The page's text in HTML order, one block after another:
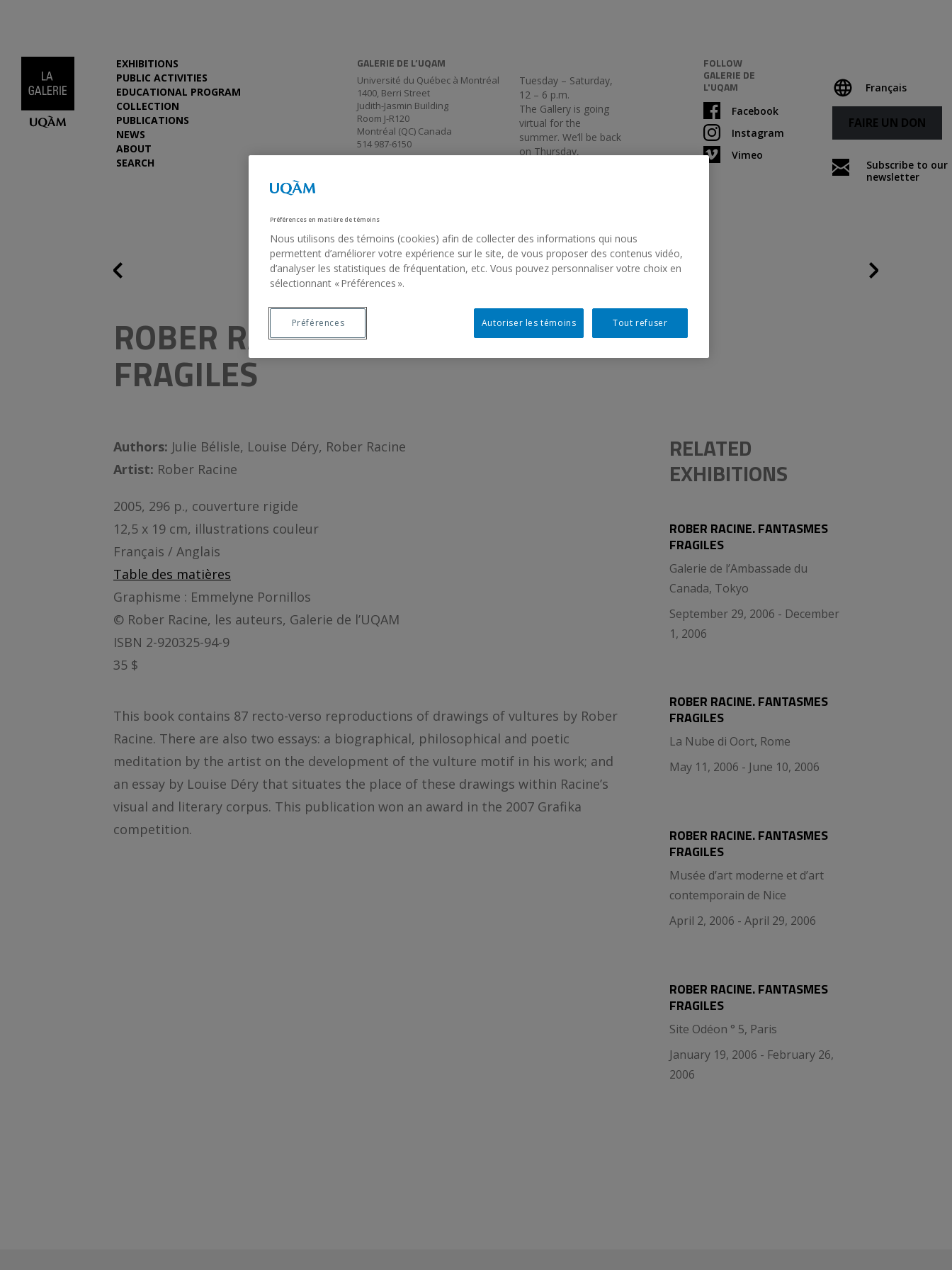
EXHIBITIONS
PUBLIC ACTIVITIES
EDUCATIONAL PROGRAM
COLLECTION
PUBLICATIONS
NEWS
ABOUT
SEARCH
GALERIE DE L’UQAM
Université du Québec à Montréal
1400, Berri Street
Judith-Jasmin Building
Room J-R120
Montréal (QC) Canada
514 987-6150
Tuesday – Saturday,
12 – 6 p.m.
The Gallery is going
virtual for the
summer. We’ll be back
on Thursday,
FOLLOW
GALERIE DE
L'UQAM
Facebook
Instagram
Vimeo
Français
FAIRE UN DON
Subscribe to our
newsletter
Following
ROBER RACINE. FANTASMES
FRAGILES
Authors: Julie Bélisle, Louise Déry, Rober Racine
Artist: Rober Racine
2005, 296 p., couverture rigide
12,5 x 19 cm, illustrations couleur
Français / Anglais
Table des matières
Graphisme : Emmelyne Pornillos
© Rober Racine, les auteurs, Galerie de l’UQAM
ISBN 2-920325-94-9
35 $
This book contains 87 recto-verso reproductions of drawings of vultures by Rober
Racine. There are also two essays: a biographical, philosophical and poetic
meditation by the artist on the development of the vulture motif in his work; and
an essay by Louise Déry that situates the place of these drawings within Racine’s
visual and literary corpus. This publication won an award in the 2007 Grafika
competition.
RELATED
EXHIBITIONS
ROBER RACINE. FANTASMES
FRAGILES
Galerie de l’Ambassade du
Canada, Tokyo
September 29, 2006 - December
1, 2006
ROBER RACINE. FANTASMES
FRAGILES
La Nube di Oort, Rome
May 11, 2006 - June 10, 2006
ROBER RACINE. FANTASMES
FRAGILES
Musée d’art moderne et d’art
contemporain de Nice
April 2, 2006 - April 29, 2006
ROBER RACINE. FANTASMES
FRAGILES
Site Odéon ° 5, Paris
January 19, 2006 - February 26,
2006
Préférences en matière de témoins
Nous utilisons des témoins (cookies) afin de collecter des informations qui nous
permettent d’améliorer votre expérience sur le site, de vous proposer des contenus vidéo,
d’analyser les statistiques de fréquentation, etc. Vous pouvez personnaliser votre choix en
sélectionnant « Préférences ».
Tout refuser
Autoriser les témoins
Préférences